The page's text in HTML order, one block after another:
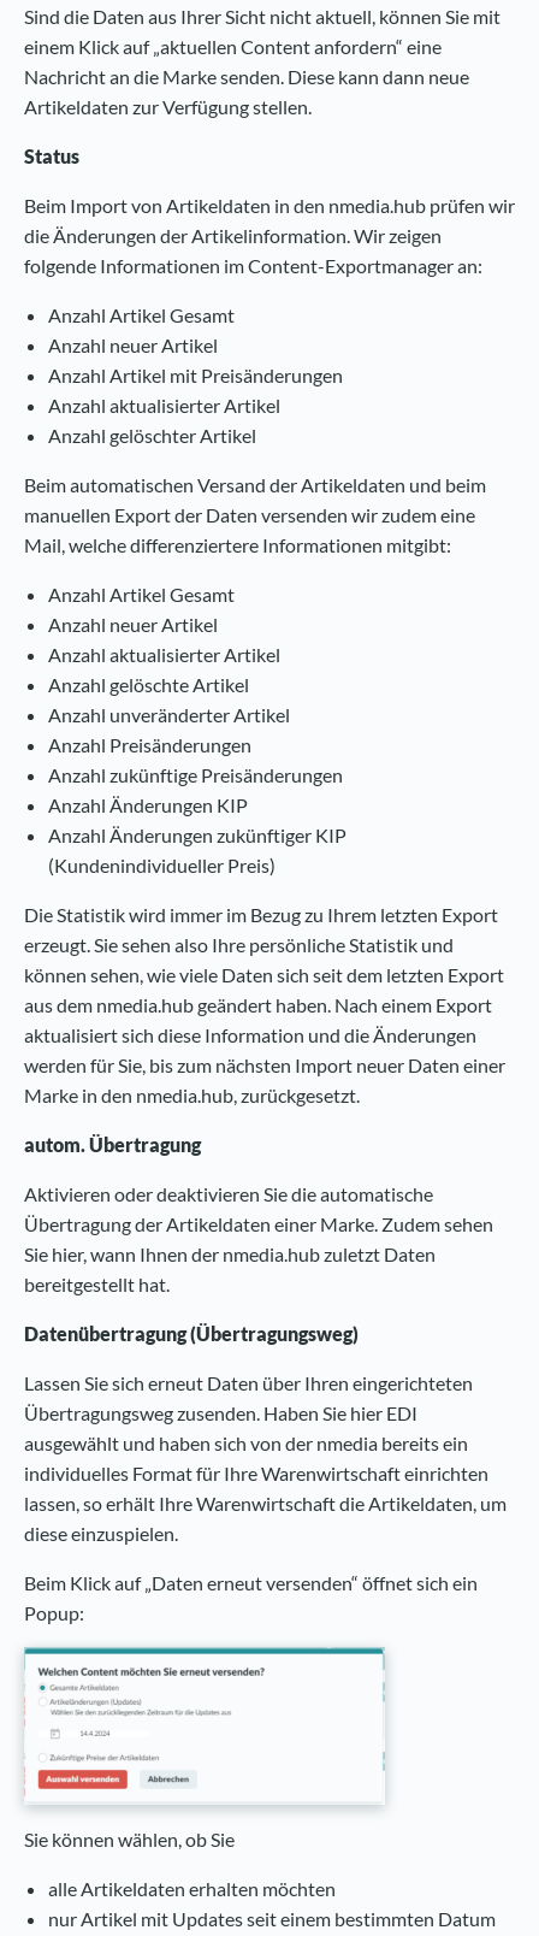
Sind die Daten aus Ihrer Sicht nicht aktuell, können Sie mit
einem Klick auf „aktuellen Content anfordern“ eine
Nachricht an die Marke senden. Diese kann dann neue
Artikeldaten zur Verfügung stellen.
Status
Beim Import von Artikeldaten in den nmedia.hub prüfen wir
die Änderungen der Artikelinformation. Wir zeigen
folgende Informationen im Content-Exportmanager an:
Anzahl Artikel Gesamt
Anzahl neuer Artikel
Anzahl Artikel mit Preisänderungen
Anzahl aktualisierter Artikel
Anzahl gelöschter Artikel
Beim automatischen Versand der Artikeldaten und beim
manuellen Export der Daten versenden wir zudem eine
Mail, welche differenziertere Informationen mitgibt:
Anzahl Artikel Gesamt
Anzahl neuer Artikel
Anzahl aktualisierter Artikel
Anzahl gelöschte Artikel
Anzahl unveränderter Artikel
Anzahl Preisänderungen
Anzahl zukünftige Preisänderungen
Anzahl Änderungen KIP
Anzahl Änderungen zukünftiger KIP
(Kundenindividueller Preis)
Die Statistik wird immer im Bezug zu Ihrem letzten Export
erzeugt. Sie sehen also Ihre persönliche Statistik und
können sehen, wie viele Daten sich seit dem letzten Export
aus dem nmedia.hub geändert haben. Nach einem Export
aktualisiert sich diese Information und die Änderungen
werden für Sie, bis zum nächsten Import neuer Daten einer
Marke in den nmedia.hub, zurückgesetzt.
autom. Übertragung
Aktivieren oder deaktivieren Sie die automatische
Übertragung der Artikeldaten einer Marke. Zudem sehen
Sie hier, wann Ihnen der nmedia.hub zuletzt Daten
bereitgestellt hat.
Datenübertragung (Übertragungsweg)
Lassen Sie sich erneut Daten über Ihren eingerichteten
Übertragungsweg zusenden. Haben Sie hier EDI
ausgewählt und haben sich von der nmedia bereits ein
individuelles Format für Ihre Warenwirtschaft einrichten
lassen, so erhält Ihre Warenwirtschaft die Artikeldaten, um
diese einzuspielen.
Beim Klick auf „Daten erneut versenden“ öffnet sich ein
Popup:
Sie können wählen, ob Sie
alle Artikeldaten erhalten möchten
nur Artikel mit Updates seit einem bestimmten Datum